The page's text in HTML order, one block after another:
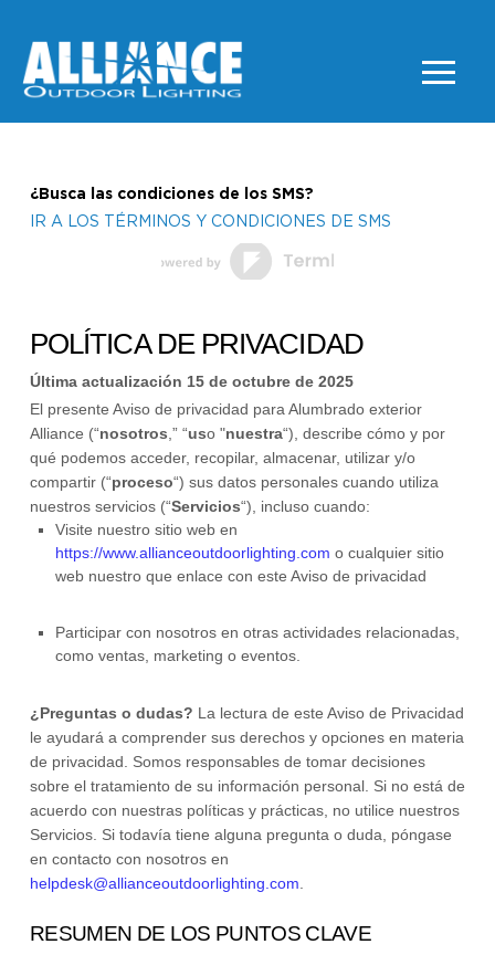
¿Busca las condiciones de los SMS?
IR A LOS TÉRMINOS Y CONDICIONES DE SMS
POLÍTICA DE PRIVACIDAD
Última actualización 15 de octubre de 2025
El presente Aviso de privacidad para Alumbrado exterior
Alliance (“nosotros ,” “uso "nuestra“), describe cómo y por
qué podemos acceder, recopilar, almacenar, utilizar y/o
compartir (“proceso“) sus datos personales cuando utiliza
nuestros servicios (“Servicios“), incluso cuando:
Visite nuestro sitio web en
https://www.allianceoutdoorlighting.com o cualquier sitio
web nuestro que enlace con este Aviso de privacidad
Participar con nosotros en otras actividades relacionadas,
como ventas, marketing o eventos.
¿Preguntas o dudas? La lectura de este Aviso de Privacidad
le ayudará a comprender sus derechos y opciones en materia
de privacidad. Somos responsables de tomar decisiones
sobre el tratamiento de su información personal. Si no está de
acuerdo con nuestras políticas y prácticas, no utilice nuestros
Servicios. Si todavía tiene alguna pregunta o duda, póngase
en contacto con nosotros en
helpdesk@allianceoutdoorlighting.com
RESUMEN DE LOS PUNTOS CLAVE